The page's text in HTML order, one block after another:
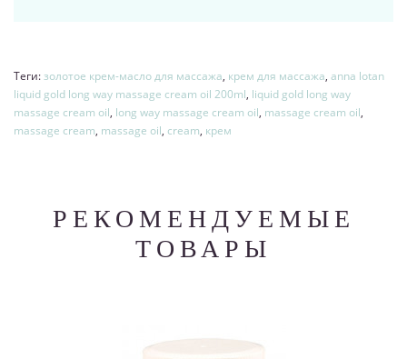
Теги:золотое крем-масло для массажа, крем для массажа, anna lotan
liquid gold long way massage cream oil 200ml, liquid gold long way
massage cream oil, long way massage cream oil, massage cream oil,
massage cream, massage oil, cream, крем
РЕКОМЕНДУЕМЫЕ
ТОВАРЫ